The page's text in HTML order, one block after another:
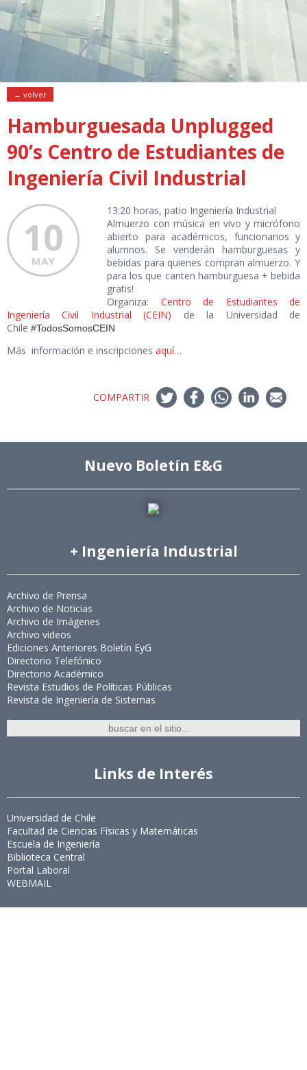
← volver
Hamburguesada Unplugged
90’s Centro de Estudiantes de
Ingeniería Civil Industrial
10
MAY
13:20 horas, patio Ingeniería Industrial
Almuerzo con música en vivo y micrófono
abierto para académicos, funcionarios y
alumnos. Se venderán hamburguesas y
bebidas para quienes compran almuerzo. Y
para los que canten hamburguesa + bebida
gratis!
Organiza: Centro de Estudiantes de
Ingeniería Civil Industrial (CEIN) de la Universidad de
Chile #TodosSomosCEIN
Más información e inscripciones aquí…
COMPARTIR
Nuevo Boletín E&G
+ Ingeniería Industrial
Archivo de Prensa
Archivo de Noticias
Archivo de Imágenes
Archivo videos
Ediciones Anteriores Boletín EyG
Directorio Telefónico
Directorio Académico
Revista Estudios de Políticas Públicas
Revista de Ingeniería de Sistemas
Links de Interés
Universidad de Chile
Facultad de Ciencias Físicas y Matemáticas
Escuela de Ingeniería
Biblioteca Central
Portal Laboral
WEBMAIL